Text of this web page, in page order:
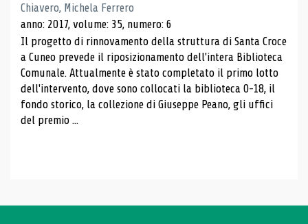
Chiavero, Michela Ferrero
anno: 2017, volume: 35, numero: 6
Il progetto di rinnovamento della struttura di Santa Croce
a Cuneo prevede il riposizionamento dell'intera Biblioteca
Comunale. Attualmente è stato completato il primo lotto
dell'intervento, dove sono collocati la biblioteca 0-18, il
fondo storico, la collezione di Giuseppe Peano, gli uffici
del premio ...